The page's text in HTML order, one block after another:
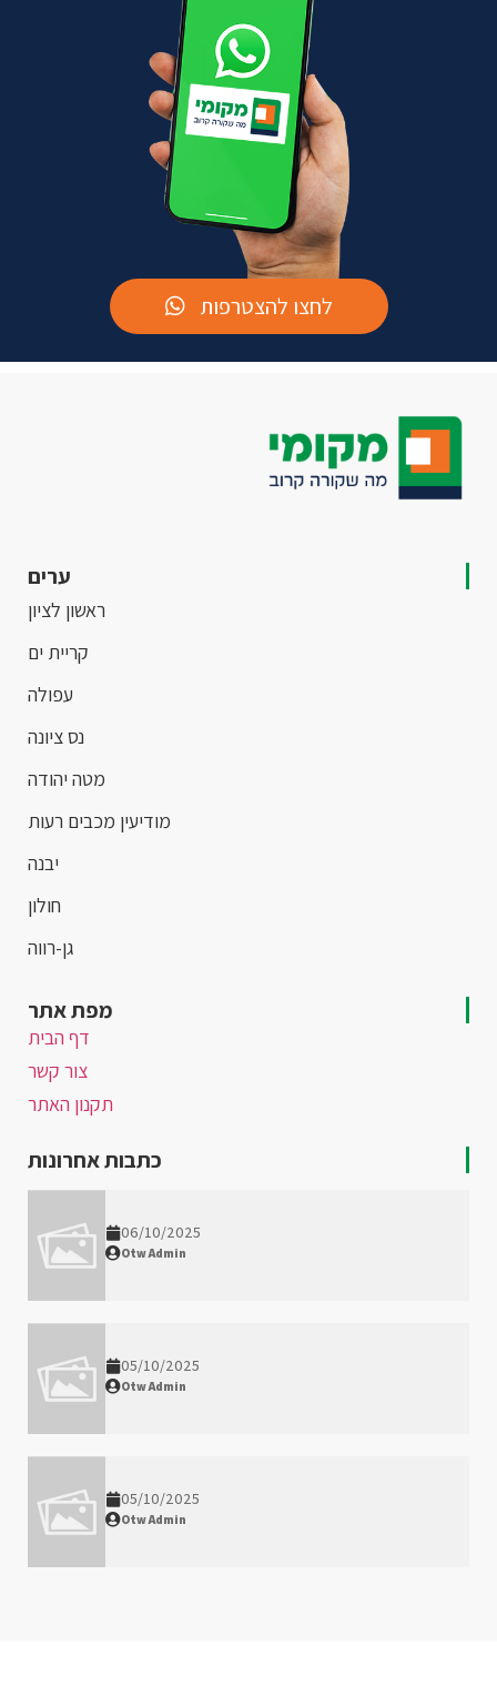
לחצו להצטרפות
ערים
ראשון לציון
קריית ים
עפולה
נס ציונה
מטה יהודה
מודיעין מכבים רעות
יבנה
חולון
גן-רווה
מפת אתר
דף הבית
צור קשר
תקנון האתר
כתבות אחרונות
06/10/2025
Otw Admin
05/10/2025
Otw Admin
05/10/2025
Otw Admin